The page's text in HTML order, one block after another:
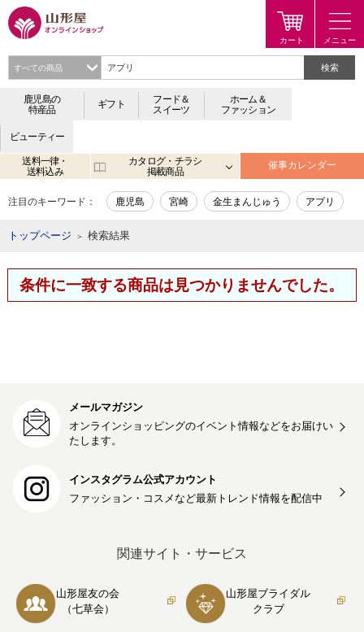
検索
鹿児島の
特産品
ギフト
フード＆
スイーツ
ホーム＆
ファッション
ビューティー
送料一律・
送料込み
カタログ・チラシ
掲載商品
催事カレンダー
注目のキーワード： 鹿児島 宮崎 金生まんじゅう アプリ
トップページ ＞ 検索結果
条件に一致する商品は見つかりませんでした。
メールマガジン
オンラインショッピングのイベント情報などをお届けい
たします。
インスタグラム公式アカウント
ファッション・コスメなど最新トレンド情報を配信中
関連サイト・サービス
山形屋友の会
（七草会）
山形屋ブライダル
クラブ